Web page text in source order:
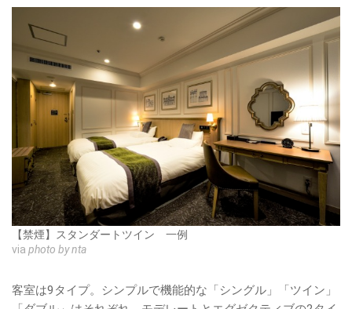
【禁煙】スタンダートツイン 一例
via photo by nta
客室は9タイプ。シンプルで機能的な「シングル」「ツイン」